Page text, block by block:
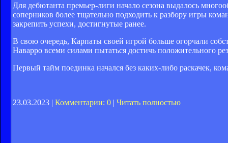
Для дебютанта премьер-лиги начало сезона выдалось
соперников более тщательно подходить к разбору игры
закрепить успехи, достигнутые ранее.
В свою очередь, Карпаты своей игрой больше огорчали
Наварро всеми силами пытаться достичь положительного
Первый тайм поединка начался без каких-либо раскачек,
23.03.2023 | Комментарии: 0 | Читать полностью